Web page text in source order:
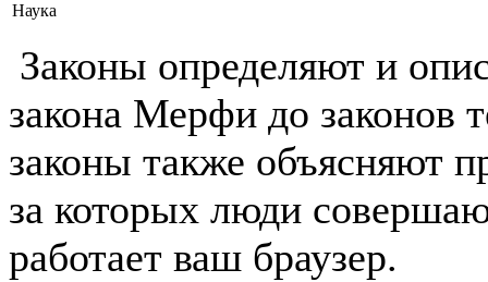
Наука
Законы определяют и
закона Мерфи до законов
законы также объясняют
за которых люди
работает ваш браузер.